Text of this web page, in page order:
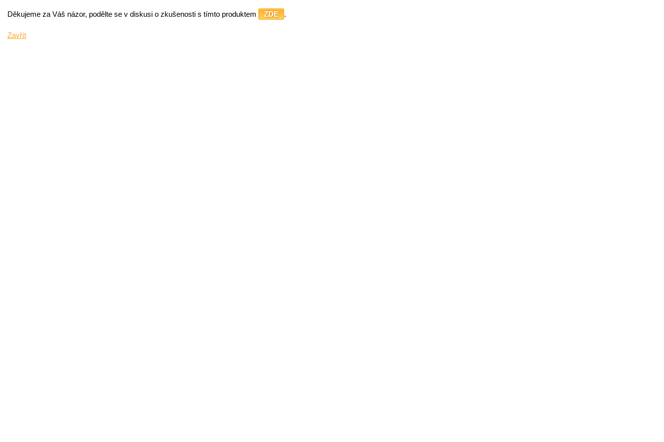
Děkujeme za Váš názor, podělte se v diskusi o zkušenosti s tímto produktem ZDE .
Zavřít